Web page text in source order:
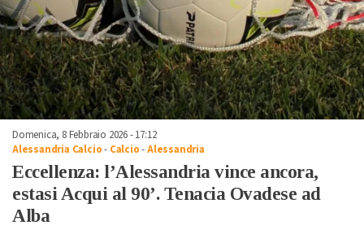
Domenica, 8 Febbraio 2026 - 17:12
Alessandria Calcio- Calcio-Alessandria
Eccellenza: l’Alessandria vince ancora,
estasi Acqui al 90’. Tenacia Ovadese ad
Alba